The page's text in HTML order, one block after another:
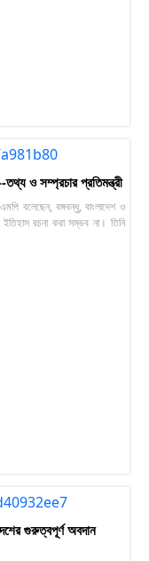
ও সম্প্রচার প্রতিমন্ত্রী
বলেছেন, বঙ্গবন্ধু, বাংলাদেশ ও
রচনা করা সম্ভব না। তিনি
গুরুত্বপূর্ণ অবদান